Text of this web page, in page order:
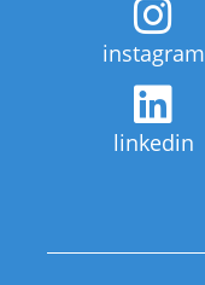
instagram
linkedin